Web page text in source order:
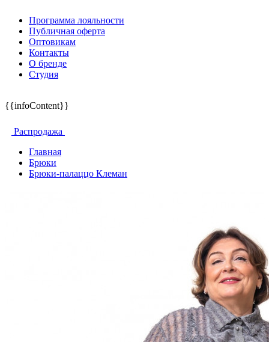
Программа лояльности
Публичная оферта
Оптовикам
Контакты
О бренде
Студия
{{infoContent}}
Распродажа
Главная
Брюки
Брюки-палаццо Клеман